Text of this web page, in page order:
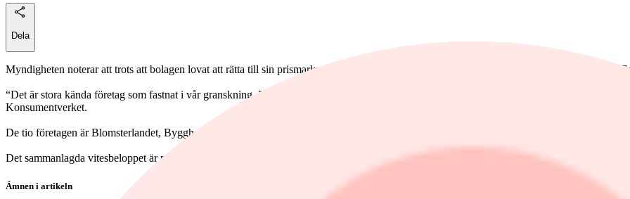
Dela
Myndigheten noterar att trots att bolagen lovat att rätta till sin prismarknadsföring, kom tio av dessa återigen att uppvisa brister under Black
“Det är stora kända företag som fastnat i vår granskning. De har alla tidigare gjort fel och varit föremål för våra åtgärder. Därför går vi nu
Konsumentverket.
De tio företagen är Blomsterlandet, Bygghemma, Nakd, Nordic Nest, Power, Soffadirekt, Stadium, Webhallen, XXL och Åhlens.
Det sammanlagda vitesbeloppet är på 22 miljoner kronor.
Ämnen i artikeln